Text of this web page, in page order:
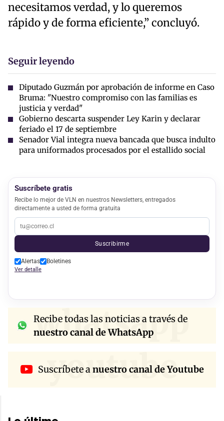
necesitamos verdad, y lo queremos
rápido y de forma eficiente,” concluyó.
Seguir leyendo
Diputado Guzmán por aprobación de informe en Caso
Bruma: "Nuestro compromiso con las familias es
justicia y verdad"
Gobierno descarta suspender Ley Karin y declarar
feriado el 17 de septiembre
Senador Vial integra nueva bancada que busca indulto
para uniformados procesados por el estallido social
Suscríbete gratis
Recibe lo mejor de VLN en nuestros Newsletters, entregados
directamente a usted de forma gratuita
Suscribirme
Alertas Boletines
Ver detalle
whatsapp
Recibe todas las noticias a través de
nuestro canal de WhatsApp
youtube
Suscríbete anuestro canal de Youtube